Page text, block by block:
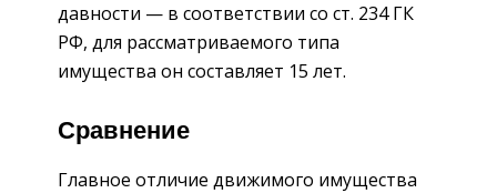
давности — в соответствии со ст. 234 ГК
РФ, для рассматриваемого типа
имущества он составляет 15 лет.
Сравнение
Главное отличие движимого имущества